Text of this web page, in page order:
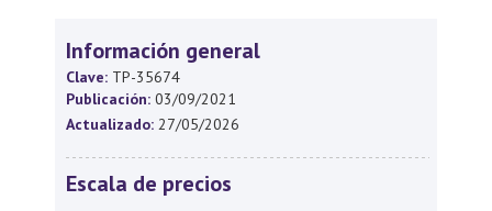
Información general
Clave: TP-35674
Publicación: 03/09/2021
Actualizado: 27/05/2026
Escala de precios